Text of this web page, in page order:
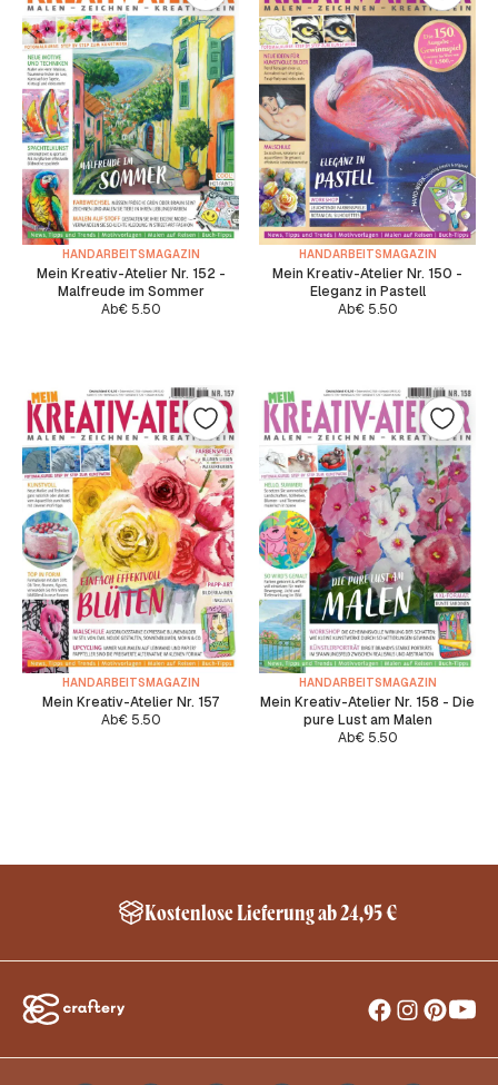
HANDARBEITSMAGAZIN
Mein Kreativ-Atelier Nr. 152 -
Malfreude im Sommer
Ab€5.50
HANDARBEITSMAGAZIN
Mein Kreativ-Atelier Nr. 150 -
Eleganz in Pastell
Ab€5.50
HANDARBEITSMAGAZIN
Mein Kreativ-Atelier Nr. 157
Ab€5.50
HANDARBEITSMAGAZIN
Mein Kreativ-Atelier Nr. 158 - Die
pure Lust am Malen
Ab€5.50
Kostenlose Lieferung ab 24,95 €